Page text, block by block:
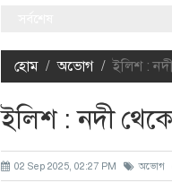
হোম অভোগ ইলিশ :
ইলিশ : নদী
02 Sep 2025, 02:27 PM অভোগ